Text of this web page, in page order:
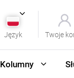
Język Twoje
Kolumny